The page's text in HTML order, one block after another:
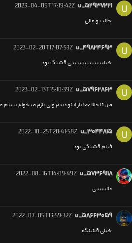
U u_۵۲۹۳۷۲۲۱ 2023-04-09T17:19:42Z
جالب و عالی
U u_۴۹۸۲۴۶۹۳ 2023-02-20T17:07:53Z
خیلیییییییییییییی قشنگ بود
U u_۵۷۹۶۲۸۶۳ 2023-02-13T15:10:39Z
من تاحالا ۱۰۰ بار اینو دیدم ولی بازم میخوام ببینم عالللللییبی
U u_۳۰۴۴۸۱۵ 2022-10-25T20:41:58Z
فیلم قشنگی بود
u_۵۷۳۶۹۱۱۸ 2022-08-16T14:09:49Z
عالییییی
u_۵۸۶۶۳۰۵۹ 2022-07-05T13:59:32Z
خیلی قشنگه